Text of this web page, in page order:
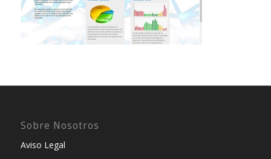
Sobre Nosotros
Aviso Legal